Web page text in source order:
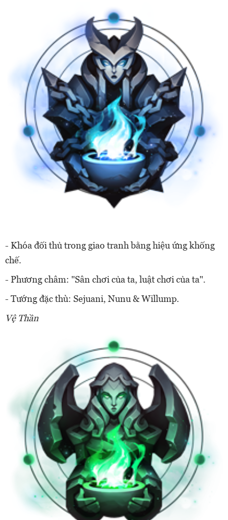
- Khóa đối thủ trong giao tranh bằng hiệu ứng khống
chế.
- Phương châm: "Sân chơi của ta, luật chơi của ta".
- Tướng đặc thù: Sejuani, Nunu & Willump.
Vệ Thần